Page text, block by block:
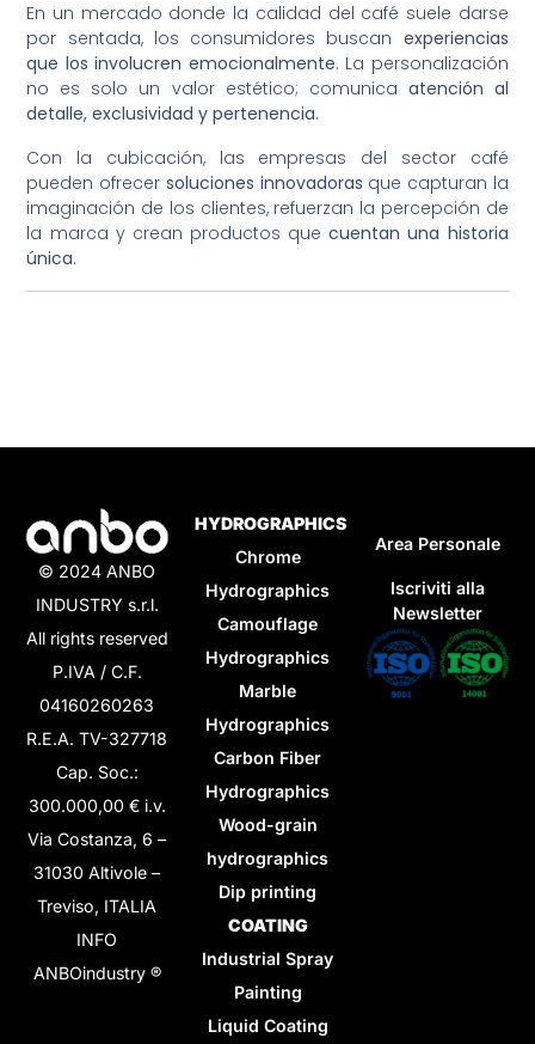
En un mercado donde la calidad del café suele darse
por sentada, los consumidores buscan experiencias
que los involucren emocionalmente. La personalización
no es solo un valor estético; comunica atención al
detalle, exclusividad y pertenencia.
Con la cubicación, las empresas del sector café
pueden ofrecer soluciones innovadoras que capturan la
imaginación de los clientes, refuerzan la percepción de
la marca y crean productos quecuentan una historia
única.
© 2024 ANBO
INDUSTRY s.r.l.
All rights reserved
P.IVA / C.F.
04160260263
R.E.A. TV-327718
Cap. Soc.:
300.000,00 € i.v.
Via Costanza, 6 –
31030 Altivole –
Treviso, ITALIA
INFO
ANBOindustry ®
HYDROGRAPHICS
Chrome
Hydrographics
Camouflage
Hydrographics
Marble
Hydrographics
Carbon Fiber
Hydrographics
Wood-grain
hydrographics
Dip printing
COATING
Industrial Spray
Painting
Liquid Coating
Area Personale
Iscriviti alla
Newsletter